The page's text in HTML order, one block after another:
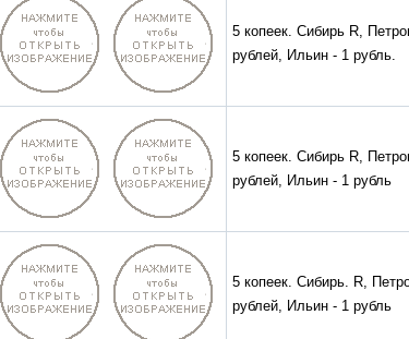
5 копеек. Сибирь R,
рублей, Ильин - 1 рубль.
5 копеек. Сибирь R,
рублей, Ильин - 1 рубль
5 копеек. Сибирь. R,
рублей, Ильин - 1 рубль